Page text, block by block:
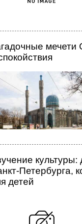
мечети
культуры:
Петербурга,
детей